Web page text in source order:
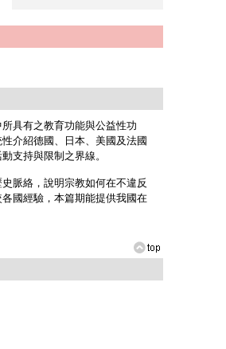
具有之教育功能與公益性功
介紹德國、日本、美國及法國
支持與限制之界線。
脈絡，說明宗教如何在不違反
國經驗，本篇期能提供我國在